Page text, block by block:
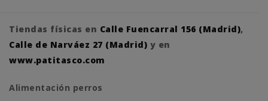
Tiendas físicas en Calle Fuencarral 156 (Madrid),
Calle de Narváez 27 (Madrid) y en
www.patitasco.com
Alimentación perros